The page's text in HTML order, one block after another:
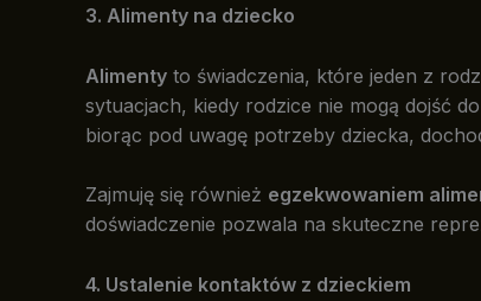
3. Alimenty na dziecko
Alimenty to świadczenia, które jeden z
sytuacjach, kiedy rodzice nie mogą dojść
biorąc pod uwagę potrzeby dziecka,
Zajmuję się również egzekwowaniem
doświadczenie pozwala na skuteczne
4. Ustalenie kontaktów z dzieckiem